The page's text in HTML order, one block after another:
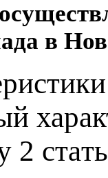
в
2